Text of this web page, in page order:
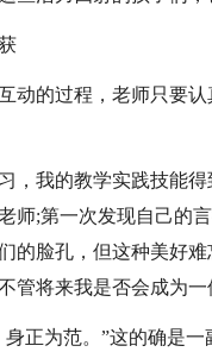
动的过程，老师只要
，我的教学实践技能
师;第一次发现自己的
的脸孔，但这种美好
管将来我是否会成为一
身正为范。”这的确是